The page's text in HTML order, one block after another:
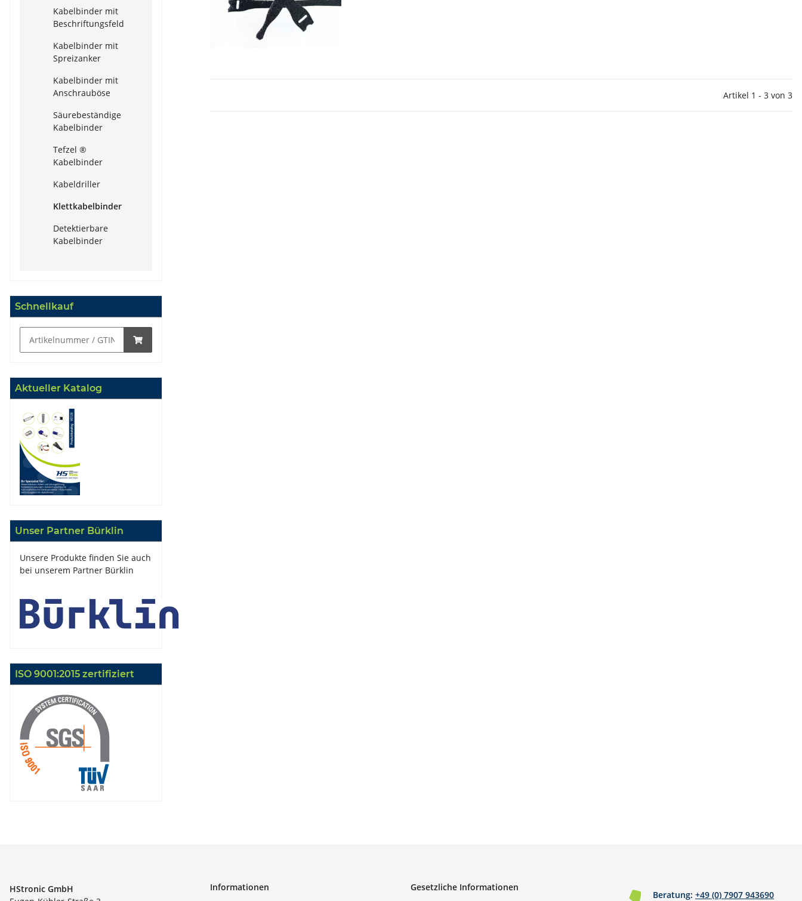
Artikel 1 - 3 von 3
Kabelbinder mit
Beschriftungsfeld
Kabelbinder mit
Spreizanker
Kabelbinder mit
Anschrauböse
Säurebeständige
Kabelbinder
Tefzel ®
Kabelbinder
Kabeldriller
Klettkabelbinder
Detektierbare
Kabelbinder
Schnellkauf
Aktueller Katalog
Unser Partner Bürklin
Unsere Produkte finden Sie auch
bei unserem Partner Bürklin
ISO 9001:2015 zertifiziert
HStronic GmbH
Informationen Gesetzliche Informationen
Beratung: +49 (0) 7907 943690